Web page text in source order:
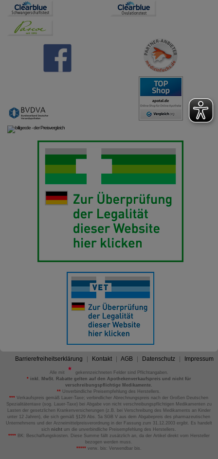
Barrierefreiheitserklärung Kontakt AGB Datenschutz Impressum
Alle mit
gekennzeichneten Felder sind Pflichtangaben.
*inkl. MwSt. Rabatte gelten auf den Apothekenverkaufspreis und nicht für
verschreibungspflichtige Medikamente.
** Unverbindliche Preisempfehlung des Herstellers.
*** Verkaufspreis gemäß Lauer-Taxe; verbindlicher Abrechnungspreis nach der Großen Deutschen
Spezialitätentaxe (sog. Lauer-Taxe) bei Abgabe von nicht verschreibungspflichtigen Medikamenten zu
Lasten der gesetzlichen Krankenversicherungen (z.B. bei Verschreibung des Medikaments an Kinder
unter 12 Jahren), die sich gemäß §129 Abs. 5a SGB V aus dem Abgabepreis des pharmazeutischen
Unternehmens und der Arzneimittelpreisverordnung in der Fassung zum 31.12.2003 ergibt. Es handelt
sich nicht um die unverbindliche Preisempfehlung des Herstellers.
****BK: Beschaffungskosten. Diese Summe fällt zusätzlich an, da der Artikel direkt vom Hersteller
bezogen werden muss.
*****verw. bis: Verwendbar bis.